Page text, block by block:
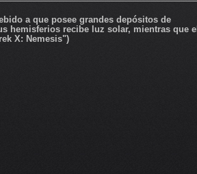
a que posee grandes depósitos de
hemisferios recibe luz solar, mientras que el
X: Nemesis")